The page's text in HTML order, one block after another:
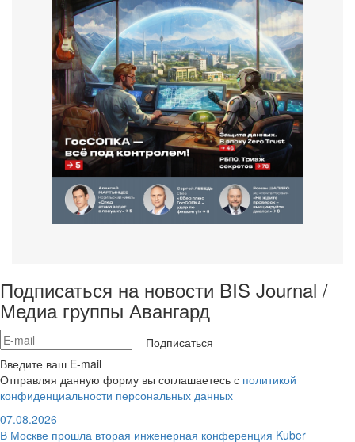
Подписаться на новости BIS Journal /
Медиа группы Авангард
Подписаться
Введите ваш E-mail
Отправляя данную форму вы соглашаетесь с политикой
конфиденциальности персональных данных
07.08.2026
В Москве прошла вторая инженерная конференция Kuber